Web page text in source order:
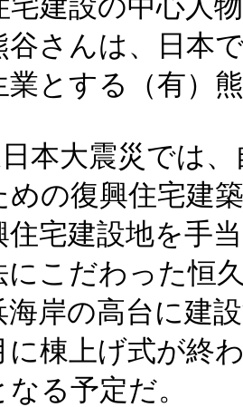
宅建設の中心人
谷さんは、日本
業とする（有）
日本大震災では
めの復興住宅建
住宅建設地を手
にこだわった恒
海岸の高台に建
に棟上げ式が終
る予定だ。